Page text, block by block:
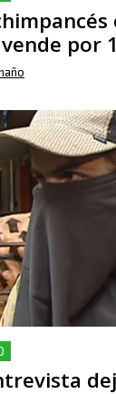
por